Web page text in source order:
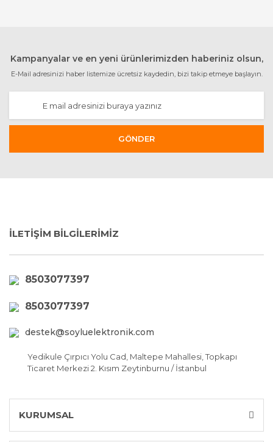
Kampanyalar ve en yeni ürünlerimizden haberiniz olsun,
E-Mail adresinizi haber listemize ücretsiz kaydedin, bizi takip etmeye başlayın.
GÖNDER
İLETİŞİM BİLGİLERİMİZ
8503077397
8503077397
destek@soyluelektronik.com
Yedikule Çırpıcı Yolu Cad, Maltepe Mahallesi, Topkapı
Ticaret Merkezi 2. Kısım Zeytinburnu / İstanbul
KURUMSAL